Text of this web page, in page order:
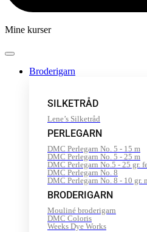
Mine kurser
Broderigarn
SILKETRÅD
Lene’s Silketråd
PERLEGARN
DMC Perlegarn No. 5 - 15 m
DMC Perlegarn No. 5 - 25 m
DMC Perlegarn No.5 - 25 gr.
DMC Perlegarn No. 8
DMC Perlegarn No. 8 - 10 gr.
BRODERIGARN
Mouliné broderigarn
DMC Coloris
Weeks Dye Works